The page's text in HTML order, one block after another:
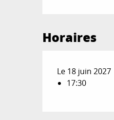
Horaires
Le 18 juin 2027
17:30